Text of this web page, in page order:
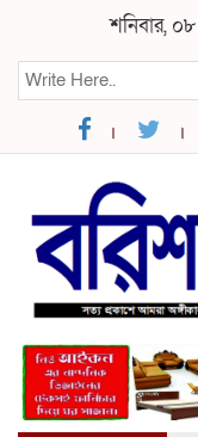
শনিবার,